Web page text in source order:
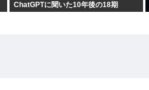
ChatGPTに聞いた10年後の18期